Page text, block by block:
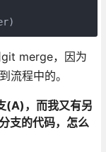
merge，因为
流程中的。
(A)，而我又有另
支的代码，怎么